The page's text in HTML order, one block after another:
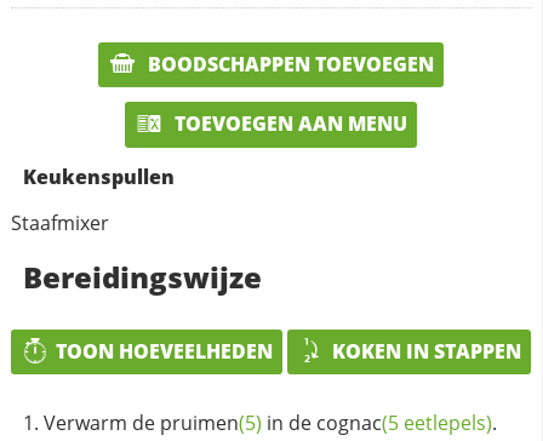
BOODSCHAPPEN TOEVOEGEN
TOEVOEGEN AAN MENU
Keukenspullen
Staafmixer
Bereidingswijze
TOON HOEVEELHEDEN KOKEN IN STAPPEN
Verwarm de pruimen(5) in de cognac(5 eetlepels).